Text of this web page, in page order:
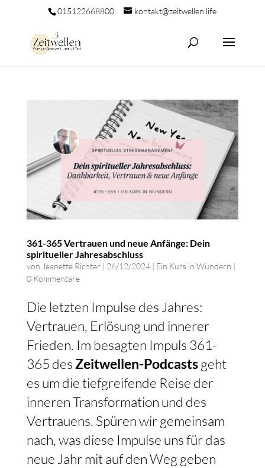
015122668800 kontakt@zeitwellen.life
361-365 Vertrauen und neue Anfänge: Dein
spiritueller Jahresabschluss
von Jeanette Richter | 26/12/2024| Ein Kurs in Wundern |
0 Kommentare
Die letzten Impulse des Jahres:
Vertrauen, Erlösung und innerer
Frieden. Im besagten Impuls 361-
365 des Zeitwellen-Podcastsgeht
es um die tiefgreifende Reise der
inneren Transformation und des
Vertrauens. Spüren wir gemeinsam
nach, was diese Impulse uns für das
neue Jahr mit auf den Weg geben